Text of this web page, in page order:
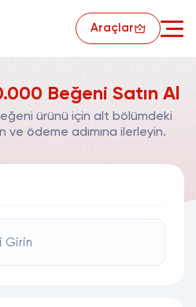
Araçlar
Beğeni Satın Al
ürünü için alt bölümdeki
ve ödeme adımına ilerleyin.
Girin